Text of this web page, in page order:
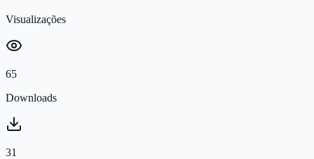
Visualizações
65
Downloads
31